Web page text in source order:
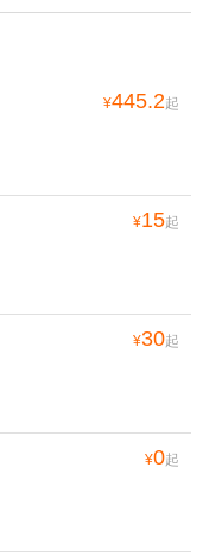
¥445.2起
¥15起
¥30起
¥0起